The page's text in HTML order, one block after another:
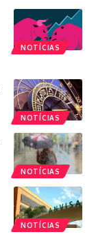
NOTÍCIAS
NOTÍCIAS
NOTÍCIAS
NOTÍCIAS